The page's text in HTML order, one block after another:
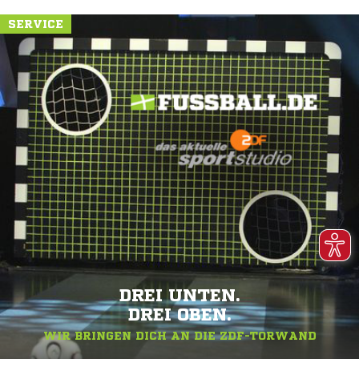
SERVICE
DREI UNTEN.
DREI OBEN.
WIR BRINGEN DICH AN DIE ZDF-TORWAND